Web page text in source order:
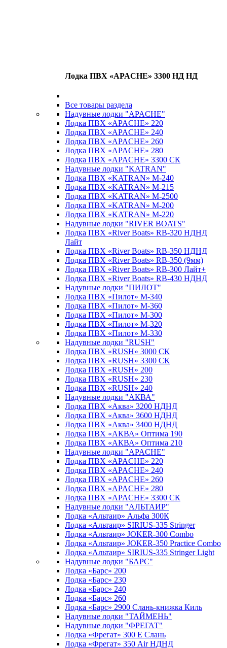
Лодка ПВХ «APACHE» 3300 НД НД
Все товары раздела
Надувные лодки "APACHE"
Лодка ПВХ «APACHE» 220
Лодка ПВХ «APACHE» 240
Лодка ПВХ «APACHE» 260
Лодка ПВХ «APACHE» 280
Лодка ПВХ «APACHE» 3300 СК
Надувные лодки "KATRAN"
Лодка ПВХ «KATRAN» M-240
Лодка ПВХ «KATRAN» M-215
Лодка ПВХ «KATRAN» M-2500
Лодка ПВХ «KATRAN» M-200
Лодка ПВХ «KATRAN» M-220
Надувные лодки "RIVER BOATS"
Лодка ПВХ «River Boats» RB-320 НДНД
Лайт
Лодка ПВХ «River Boats» RB-350 НДНД
Лодка ПВХ «River Boats» RB-350 (9мм)
Лодка ПВХ «River Boats» RB-300 Лайт+
Лодка ПВХ «River Boats» RB-430 НДНД
Надувные лодки "ПИЛОТ"
Лодка ПВХ «Пилот» М-340
Лодка ПВХ «Пилот» М-360
Лодка ПВХ «Пилот» М-300
Лодка ПВХ «Пилот» М-320
Лодка ПВХ «Пилот» М-330
Надувные лодки "RUSH"
Лодка ПВХ «RUSH» 3000 СК
Лодка ПВХ «RUSH» 3300 СК
Лодка ПВХ «RUSH» 200
Лодка ПВХ «RUSH» 230
Лодка ПВХ «RUSH» 240
Надувные лодки "АКВА"
Лодка ПВХ «Аква» 3200 НДНД
Лодка ПВХ «Аква» 3600 НДНД
Лодка ПВХ «Аква» 3400 НДНД
Лодка ПВХ «АКВА» Оптима 190
Лодка ПВХ «АКВА» Оптима 210
Надувные лодки "APACHE"
Лодка ПВХ «APACHE» 220
Лодка ПВХ «APACHE» 240
Лодка ПВХ «APACHE» 260
Лодка ПВХ «APACHE» 280
Лодка ПВХ «APACHE» 3300 СК
Надувные лодки "АЛЬТАИР"
Лодка «Альтаир» Альфа 300К
Лодка «Альтаир» SIRIUS-335 Stringer
Лодка «Альтаир» JOKER-300 Combo
Лодка «Альтаир» JOKER-350 Practice Combo
Лодка «Альтаир» SIRIUS-335 Stringer Light
Надувные лодки "БАРС"
Лодка «Барс» 200
Лодка «Барс» 230
Лодка «Барс» 240
Лодка «Барс» 260
Лодка «Барс» 2900 Слань-книжка Киль
Надувные лодки "ТАЙМЕНЬ"
Надувные лодки "ФРЕГАТ"
Лодка «Фрегат» 300 Е Слань
Лодка «Фрегат» 350 Air НДНД